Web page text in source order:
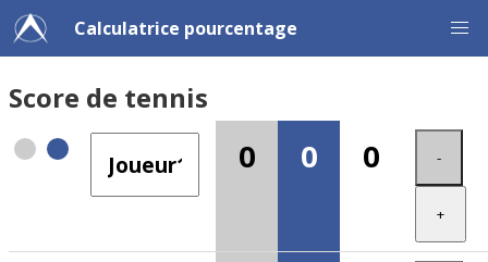
Calculatrice pourcentage
Score de tennis
0 0 0 -
+